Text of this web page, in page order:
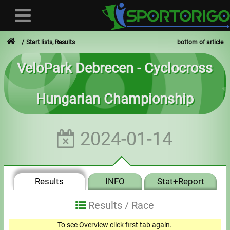
User
Login
- - -
Invoices
bottom of article
Start lists, Results
VeloPark Debrecen - Cyclocross
Hungarian Championship
2024-01-14
Results INFO Stat+Report
Results / Race
To see Overview click first tab again.